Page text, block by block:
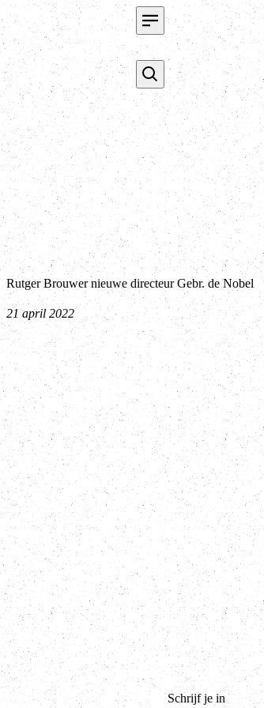
Rutger Brouwer nieuwe directeur Gebr. de Nobel
21 april 2022
Schrijf je in